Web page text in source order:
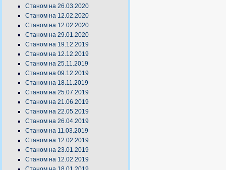
Станом на 26.03.2020
Станом на 12.02.2020
Станом на 12.02.2020
Станом на 29.01.2020
Станом на 19.12.2019
Станом на 12.12.2019
Станом на 25.11.2019
Станом на 09.12.2019
Станом на 18.11.2019
Станом на 25.07.2019
Станом на 21.06.2019
Станом на 22.05.2019
Станом на 26.04.2019
Станом на 11.03.2019
Станом на 12.02.2019
Станом на 23.01.2019
Станом на 12.02.2019